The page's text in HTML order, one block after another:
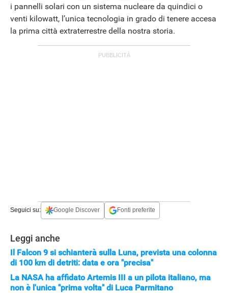
i pannelli solari con un sistema nucleare da quindici o
venti kilowatt, l’unica tecnologia in grado di tenere accesa
la prima città extraterrestre della nostra storia.
Seguici su: Google Discover Fonti preferite
Leggi anche
Il Falcon 9 si schianterà sulla Luna, prevista una colonna
di 100 km di detriti: data e ora "precisa"
La NASA ha affidato Artemis III a un pilota italiano, ma
non è l'unica "prima volta" di Luca Parmitano